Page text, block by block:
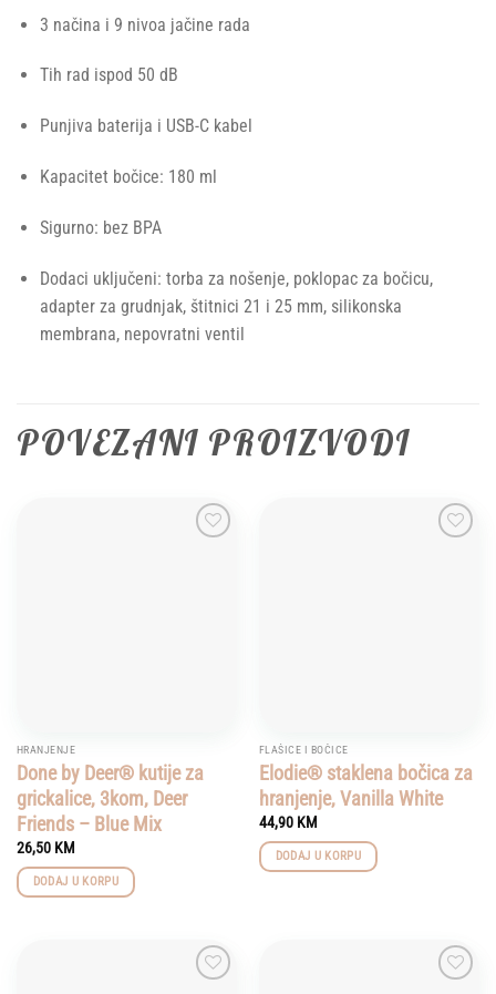
3 načina i 9 nivoa jačine rada
Tih rad ispod 50 dB
Punjiva baterija i USB-C kabel
Kapacitet bočice: 180 ml
Sigurno: bez BPA
Dodaci uključeni: torba za nošenje, poklopac za bočicu,
adapter za grudnjak, štitnici 21 i 25 mm, silikonska
membrana, nepovratni ventil
POVEZANI PROIZVODI
HRANJENJE
Done by Deer® kutije za
grickalice, 3kom, Deer
Friends – Blue Mix
26,50 KM
DODAJ U KORPU
FLAŠICE I BOČICE
Elodie® staklena bočica za
hranjenje, Vanilla White
44,90 KM
DODAJ U KORPU